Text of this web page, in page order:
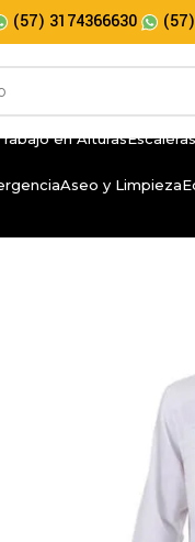
(57) 3174366630
en Alturas
Aseo y Limpieza